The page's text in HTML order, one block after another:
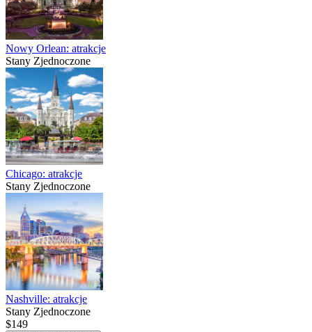
Nowy Orlean: atrakcje
Stany Zjednoczone
Chicago: atrakcje
Stany Zjednoczone
Nashville: atrakcje
Stany Zjednoczone
$149